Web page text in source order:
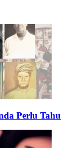
Perlu Tahu